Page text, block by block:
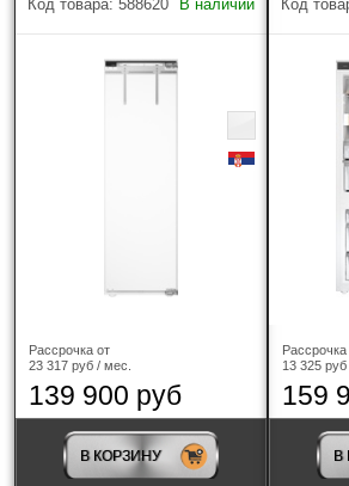
Код товара: 588620
В наличии
Рассрочка от
23 317 руб / мес.
139 900 руб
В КОРЗИНУ
Код
Рассрочка
13 325 руб
159
В